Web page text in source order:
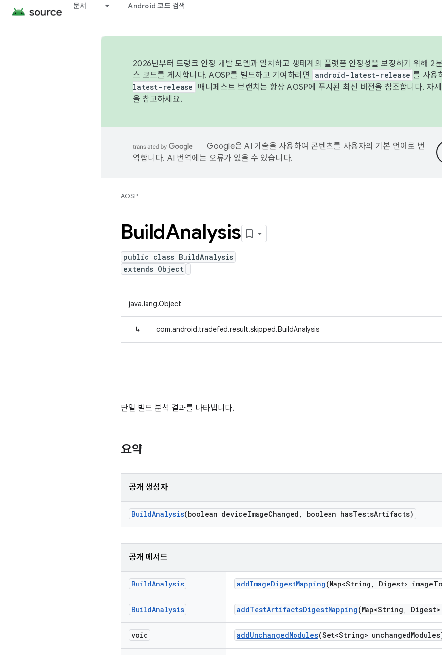
문서 Android 코드 검색
2026년부터 트렁크 안정 개발 모델과 일치하고 생태계의 플랫폼 안정성을 보장하기 위해 2
스 코드를 게시합니다. AOSP를 빌드하고 기여하려면
android-latest-release 를 사용
latest-release
매니페스트 브랜치는 항상 AOSP에 푸시된 최신 버전을 참조합니다. 자
을 참고하세요.
Google은 AI 기술을 사용하여 콘텐츠를 사용자의 기본 언어로 번
역합니다. AI 번역에는 오류가 있을 수 있습니다.
AOSP
BuildAnalysis
public class BuildAnalysis
extends Object
java.lang.Object
↳ com.android.tradefed.result.skipped.BuildAnalysis
단일 빌드 분석 결과를 나타냅니다.
요약
공개 생성자
BuildAnalysis(boolean deviceImageChanged , boolean hasTestsArtifacts)
공개 메서드
BuildAnalysis addImageDigestMapping(Map<String , Digest> imageTo
BuildAnalysis addTestArtifactsDigestMapping(Map<String ,
void addUnchangedModules(Set<String> unchanged